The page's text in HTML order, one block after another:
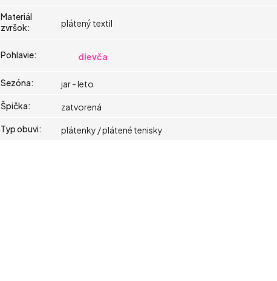
Materiál
zvršok: plátený textil
Pohlavie: dievča
Sezóna:
jar - leto
Špička:
zatvorená
Typ obuvi: plátenky / plátené tenisky